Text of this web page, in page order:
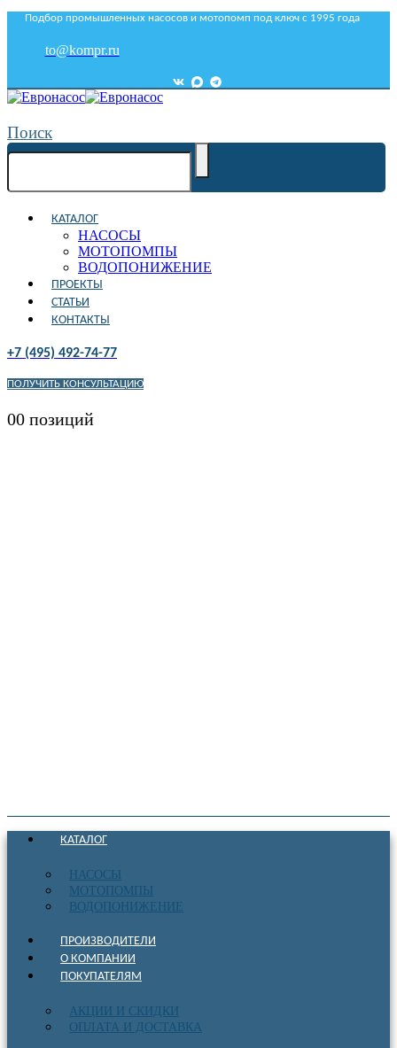
Подбор промышленных насосов и мотопомп под ключ с 1995 года
to@kompr.ru
Поиск
КАТАЛОГ
НАСОСЫ
МОТОПОМПЫ
ВОДОПОНИЖЕНИЕ
ПРОЕКТЫ
СТАТЬИ
КОНТАКТЫ
+7 (495) 492-74-77
ПОЛУЧИТЬ КОНСУЛЬТАЦИЮ
00 позиций
КАТАЛОГ
НАСОСЫ
МОТОПОМПЫ
ВОДОПОНИЖЕНИЕ
ПРОИЗВОДИТЕЛИ
О КОМПАНИИ
ПОКУПАТЕЛЯМ
АКЦИИ И СКИДКИ
ОПЛАТА И ДОСТАВКА